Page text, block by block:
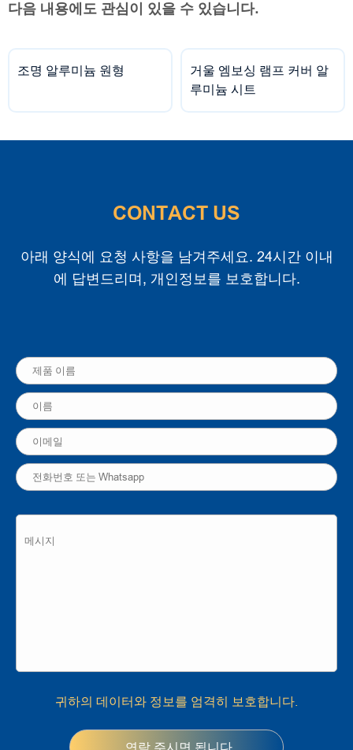
다음 내용에도 관심이 있을 수 있습니다.
조명 알루미늄 원형
거울 엠보싱 램프 커버 알
루미늄 시트
CONTACT US
아래 양식에 요청 사항을 남겨주세요. 24시간 이내
에 답변드리며, 개인정보를 보호합니다.
귀하의 데이터와 정보를 엄격히 보호합니다.